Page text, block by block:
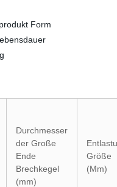
Form
Durchmesser
der Große
Ende
Brechkegel
(mm)
Größe
(Mm)